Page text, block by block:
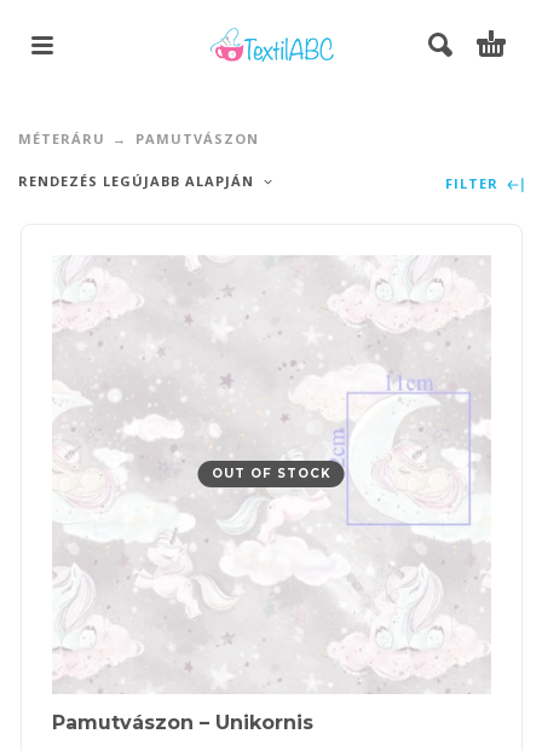
MÉTERÁRU PAMUTVÁSZON
RENDEZÉS LEGÚJABB ALAPJÁN FILTER
OUT OF STOCK
Pamutvászon – Unikornis